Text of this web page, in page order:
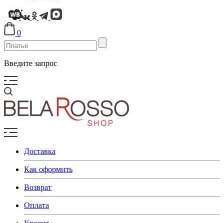
0
Введите запрос
Доставка
Как оформить
Возврат
Оплата